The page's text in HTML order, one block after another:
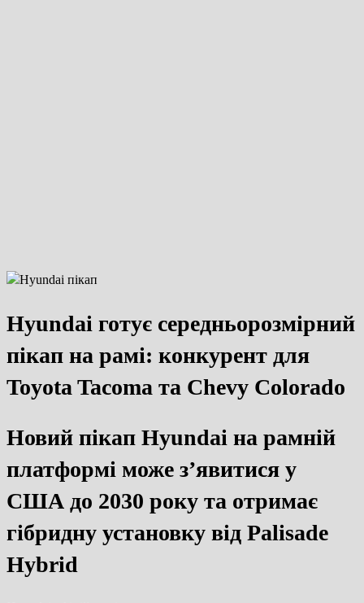
Hyundai готує середньорозмірний
пікап на рамі: конкурент для
Toyota Tacoma та Chevy Colorado
Новий пікап Hyundai на рамній
платформі може з’явитися у
США до 2030 року та отримає
гібридну установку від Palisade
Hybrid